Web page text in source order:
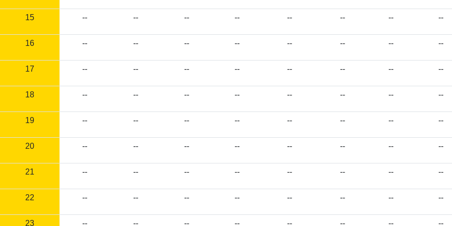
15 -- -- -- -- -- -- -- --
16 -- -- -- -- -- -- -- --
17 -- -- -- -- -- -- -- --
18 -- -- -- -- -- -- -- --
19 -- -- -- -- -- -- -- --
20 -- -- -- -- -- -- -- --
21 -- -- -- -- -- -- -- --
22 -- -- -- -- -- -- -- --
23 -- -- -- -- -- -- -- --